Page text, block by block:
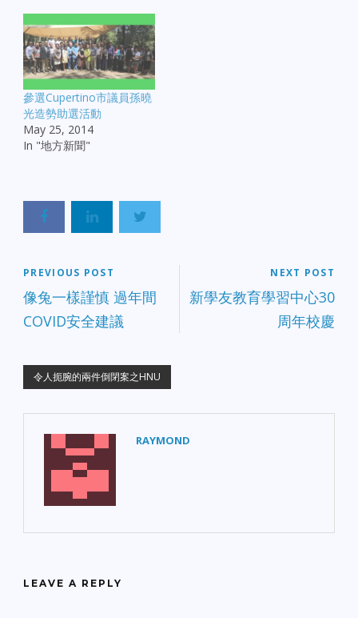
參選Cupertino市議員孫曉
光造勢助選活動
May 25, 2014
In "地方新聞"
PREVIOUS POST
像兔一樣謹慎 過年間
COVID安全建議
NEXT POST
新學友教育學習中心30
周年校慶
令人扼腕的兩件倒閉案之HNU
RAYMOND
LEAVE A REPLY